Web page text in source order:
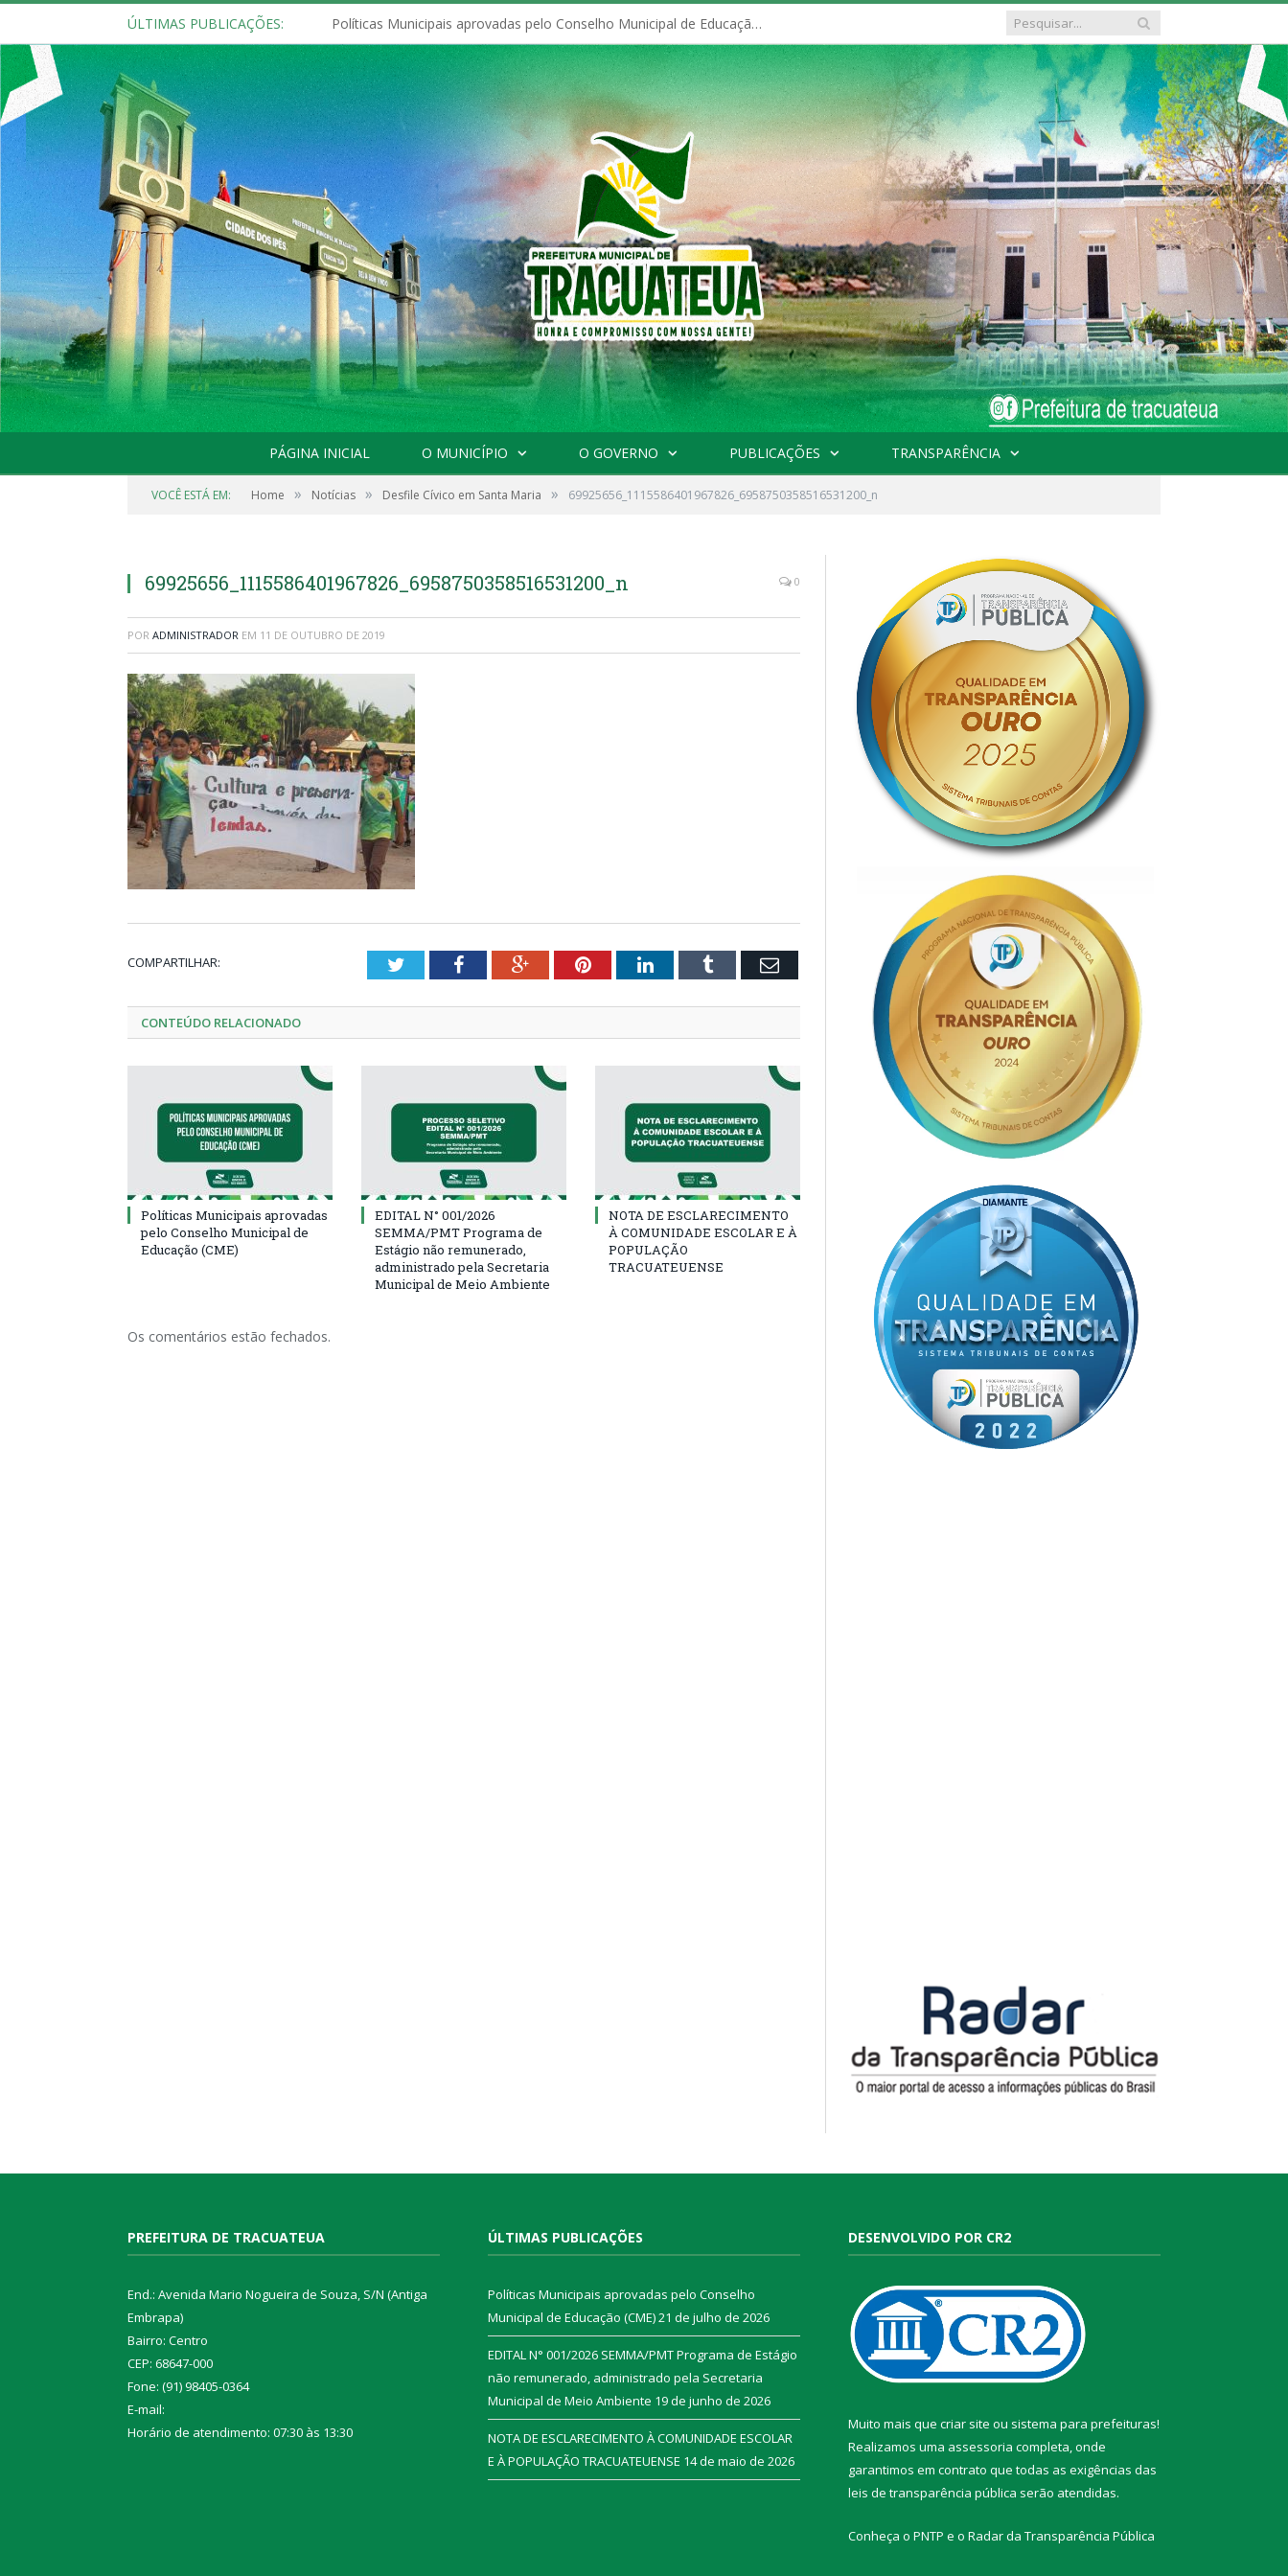
ÚLTIMAS PUBLICAÇÕES: Políticas Municipais aprovadas pelo Conselho Municipal de Educação (CME)
PÁGINA INICIAL O MUNICÍPIO O GOVERNO PUBLICAÇÕES TRANSPARÊNCIA
VOCÊ ESTÁ EM: Home » Notícias » Desfile Cívico em Santa Maria » 69925656_1115586401967826_6958750358516531200_n
69925656_1115586401967826_6958750358516531200_n 0
POR ADMINISTRADOR EM 11 DE OUTUBRO DE 2019
COMPARTILHAR: TwitterFacebookGoogle+PinterestLinkedInTumblr Email
CONTEÚDO RELACIONADO
Políticas Municipais aprovadas
pelo Conselho Municipal de
Educação (CME)
EDITAL N° 001/2026
SEMMA/PMT Programa de
Estágio não remunerado,
administrado pela Secretaria
Municipal de Meio Ambiente
NOTA DE ESCLARECIMENTO
À COMUNIDADE ESCOLAR E À
POPULAÇÃO
TRACUATEUENSE
Os comentários estão fechados.
PREFEITURA DE TRACUATEUA
End.: Avenida Mario Nogueira de Souza, S/N (Antiga
Embrapa)
Bairro: Centro
CEP: 68647-000
Fone: (91) 98405-0364
E-mail:
Horário de atendimento: 07:30 às 13:30
ÚLTIMAS PUBLICAÇÕES
Políticas Municipais aprovadas pelo Conselho
Municipal de Educação (CME)21 de julho de 2026
EDITAL N° 001/2026 SEMMA/PMT Programa de Estágio
não remunerado, administrado pela Secretaria
Municipal de Meio Ambiente 19 de junho de 2026
NOTA DE ESCLARECIMENTO À COMUNIDADE ESCOLAR
E À POPULAÇÃO TRACUATEUENSE 14 de maio de 2026
DESENVOLVIDO POR CR2
Muito mais que criar site ou sistema para prefeituras!
Realizamos uma assessoria completa, onde
garantimos em contrato que todas as exigências das
leis de transparência pública serão atendidas.
Conheça o PNTP e o Radar da Transparência Pública